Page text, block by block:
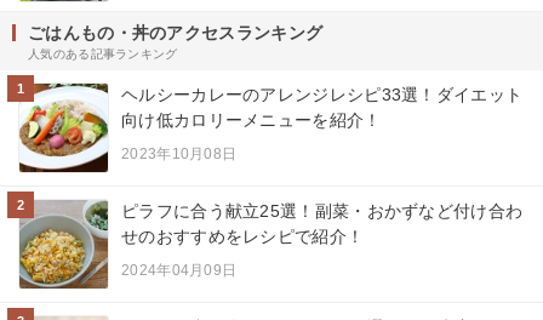
ごはんもの・丼のアクセスランキング
人気のある記事ランキング
1
ヘルシーカレーのアレンジレシピ33選！ダイエット
向け低カロリーメニューを紹介！
2023年10月08日
2
ピラフに合う献立25選！副菜・おかずなど付け合わ
せのおすすめをレシピで紹介！
2024年04月09日